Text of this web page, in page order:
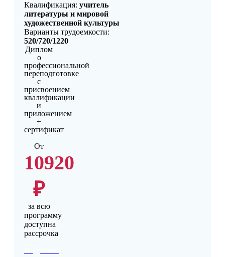
Квалификация: учитель
литературы и мировой
художественной культуры
Варианты трудоемкости:
520/720/1220
Диплом
о
профессиональной
переподготовке
с
присвоением
квалификации
и
приложением
+
сертификат
От
10920
₽
за всю
программу
доступна
рассрочка